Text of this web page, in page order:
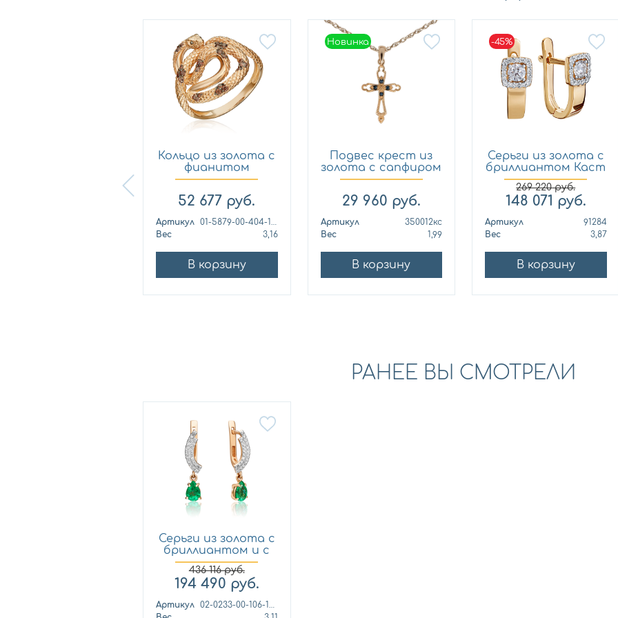
Кольцо из золота с
фианитом
Платина 0...
52 677 руб.
Артикул
01-5879-00-404-1110
Вес
3,16
В корзину
Новинка
Новинка
Подвес крест из
золота с сапфиром
Кло...
29 960 руб.
Артикул
350012кс
Вес
1,99
В корзину
-45%
Серьги из золота с
бриллиантом Каст
ю...
269 220руб.
148 071 руб.
Артикул
91284
Вес
3,87
В корзину
РАНЕЕ ВЫ СМОТРЕЛИ
Серьги из золота с
бриллиантом и с
из...
436 116руб.
194 490 руб.
Артикул
02-0233-00-106-1110-30